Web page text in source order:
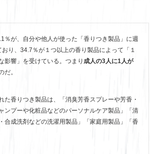
％が、自分や他人が使った「香りつき製品」に週
り、34.7％が１つ以上の香り製品によって「１
影響」を受けている。つまり 成人の3人に1人が
だ。
た香りつき製品は、「消臭芳香スプレーや芳香・
ンプーや化粧品などのパーソナルケア製品」「清
合成洗剤などの洗濯用製品」「家庭用製品」「香